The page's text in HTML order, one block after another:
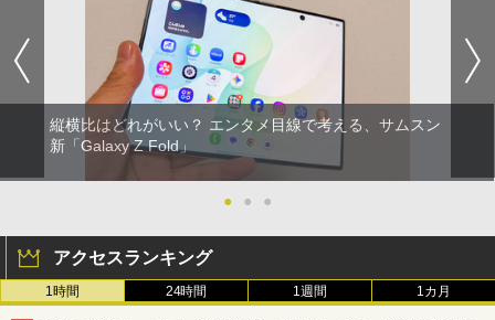
縦横比はどれがいい？ エンタメ目線で考える、サムスン
新「Galaxy Z Fold」
● ● ●
アクセスランキング
1時間 24時間 1週間 1カ月